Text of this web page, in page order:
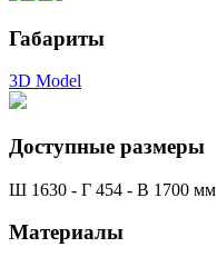
Габариты
3D Model
Доступные размеры
Ш 1630 - Г 454 - В 1700 мм
Материалы